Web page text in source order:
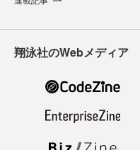
翔泳社のWebメディア